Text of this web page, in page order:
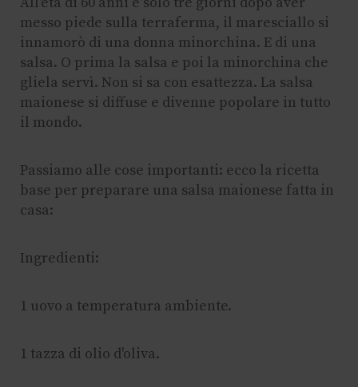
messo piede sulla terraferma, il maresciallo si
innamorò di una donna minorchina. E di una
salsa. O prima la salsa e poi la minorchina che
gliela servì. Non si sa con esattezza. La salsa
maionese si diffuse e divenne popolare in tutto
il mondo.
Passiamo alle cose importanti: ecco la ricetta
base per preparare una salsa maionese fatta in
casa:
Ingredienti:
1 uovo a temperatura ambiente.
1 tazza di olio d'oliva.